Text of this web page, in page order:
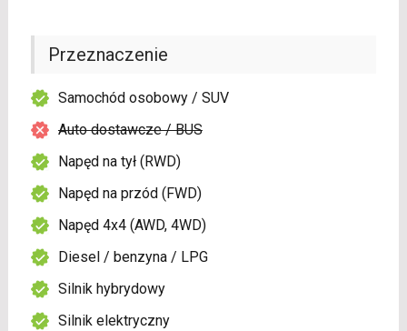
Przeznaczenie
Samochód osobowy / SUV
Auto dostawcze / BUS
Napęd na tył (RWD)
Napęd na przód (FWD)
Napęd 4x4 (AWD, 4WD)
Diesel / benzyna / LPG
Silnik hybrydowy
Silnik elektryczny